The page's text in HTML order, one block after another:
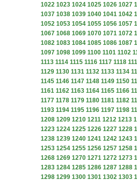
1022 1023 1024 1025 1026 1027
1037 1038 1039 1040 1041 1042
1052 1053 1054 1055 1056 1057
1067 1068 1069 1070 1071 1072
1082 1083 1084 1085 1086 1087
1097 1098 1099 1100 1101 1102
1113 1114 1115 1116 1117 1118
1129 1130 1131 1132 1133 1134
1145 1146 1147 1148 1149 1150
1161 1162 1163 1164 1165 1166
1177 1178 1179 1180 1181 1182
1193 1194 1195 1196 1197 1198
1208 1209 1210 1211 1212 1213
1223 1224 1225 1226 1227 1228
1238 1239 1240 1241 1242 1243
1253 1254 1255 1256 1257 1258
1268 1269 1270 1271 1272 1273
1283 1284 1285 1286 1287 1288
1298 1299 1300 1301 1302 1303